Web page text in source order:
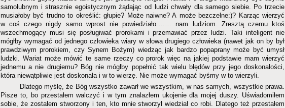
samolubnym i strasznie egoistycznym żądając od ludzi chwały dla samego siebie. Po trzecie
musiałoby być trudno to określić: głupie? Może naiwne? A może bezczelne:)? Karząc wierzyć
w coś czego nigdy samo wprost nie powiedziało.…… nam ludziom. Zresztą czemu ktoś
wszechmogący musi się posługiwać prorokami i przemawiać przez ludzi. Taki inteligent nie
mógłby wymagać od jednego człowieka wiary w słowa drugiego człowieka (nawet jak on by był
prawdziwym prorokiem, czy Synem Bożym) wiedząc jak bardzo popaprany może być umysł
ludzki. Wariat może mówić te same rzeczy co prorok więc na jakiej podstawie mam wierzyć
jednemu a nie drugiemu? Bóg nie mógłby popełnić tak wielu błędów przy jego doskonałości,
która niewątpliwie jest doskonała i w to wierzę. Nie może wymagać byśmy w to wierzyli.
Dlatego myślę, że Bóg wszystko zawarł we wszystkim, w nas samych, wszystkie prawa.
Pisze to, bo przestałem walczyć i w tym znalazłem ukojenie dla mojej duszy. Uświadomiłem
sobie, że zostałem stworzony i ten, kto mnie stworzył wiedział co robi. Dlatego też przestałem